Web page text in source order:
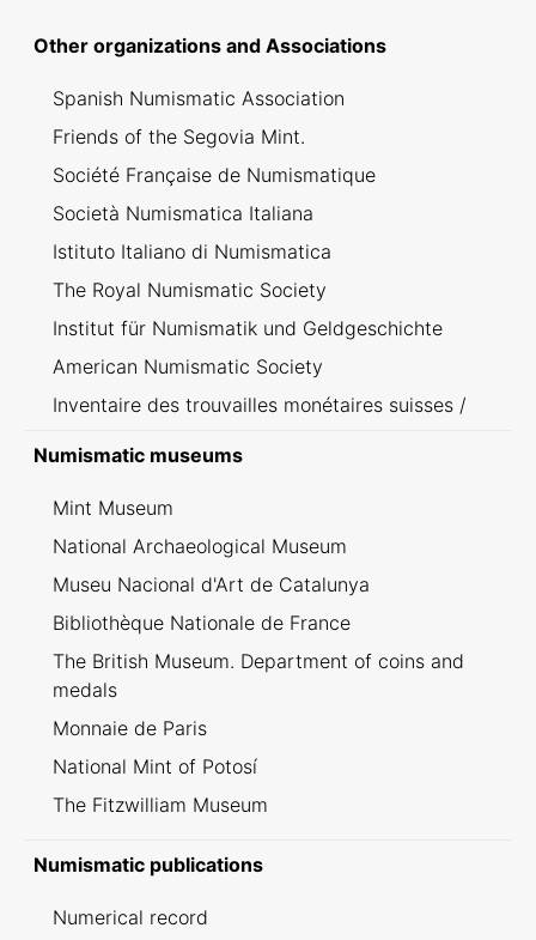
Other organizations and Associations
Spanish Numismatic Association
Friends of the Segovia Mint.
Société Française de Numismatique
Società Numismatica Italiana
Istituto Italiano di Numismatica
The Royal Numismatic Society
Institut für Numismatik und Geldgeschichte
American Numismatic Society
Inventaire des trouvailles monétaires suisses /
Numismatic museums
Mint Museum
National Archaeological Museum
Museu Nacional d'Art de Catalunya
Bibliothèque Nationale de France
The British Museum. Department of coins and
medals
Monnaie de Paris
National Mint of Potosí
The Fitzwilliam Museum
Numismatic publications
Numerical record